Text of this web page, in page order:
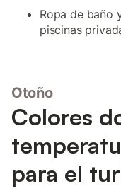
Ropa de baño
piscinas
Otoño
Colores
para el